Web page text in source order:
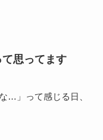
思ってます
…」って感じる日、